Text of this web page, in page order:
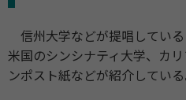
信州大学などが提唱している
米国のシンシナティ大学、カ
ンポスト紙などが紹介している